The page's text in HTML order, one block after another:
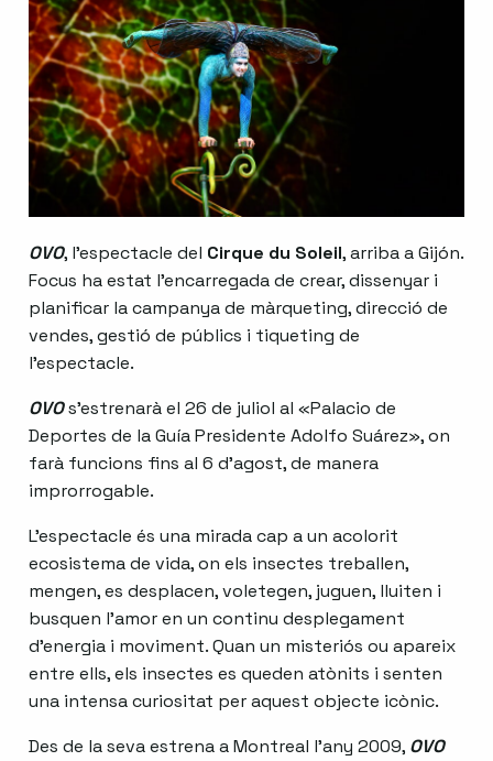
OVO, l’espectacle del Cirque du Soleil, arriba a Gijón.
Focus ha estat l’encarregada de crear, dissenyar i
planificar la campanya de màrqueting, direcció de
vendes, gestió de públics i tiqueting de
l’espectacle.
OVOs’estrenarà el 26 de juliol al «Palacio de
Deportes de la Guía Presidente Adolfo Suárez», on
farà funcions fins al 6 d’agost, de manera
improrrogable.
L’espectacle és una mirada cap a un acolorit
ecosistema de vida, on els insectes treballen,
mengen, es desplacen, voletegen, juguen, lluiten i
busquen l’amor en un continu desplegament
d’energia i moviment. Quan un misteriós ou apareix
entre ells, els insectes es queden atònits i senten
una intensa curiositat per aquest objecte icònic.
Des de la seva estrena a Montreal l’any 2009, OVO